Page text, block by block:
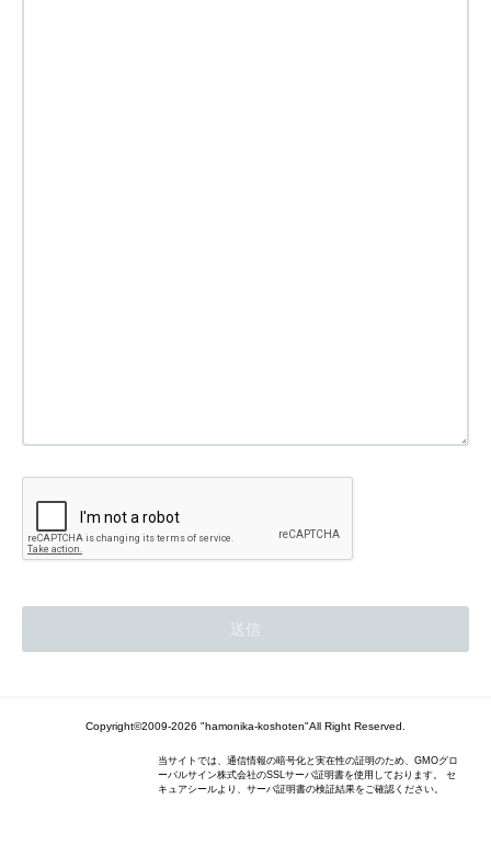
Copyright©2009-2026 "hamonika-koshoten"All Right Reserved.
当サイトでは、通信情報の暗号化と実在性の証明のため、GMOグロ
ーバルサイン株式会社のSSLサーバ証明書を使用しております。 セ
キュアシールより、サーバ証明書の検証結果をご確認ください。